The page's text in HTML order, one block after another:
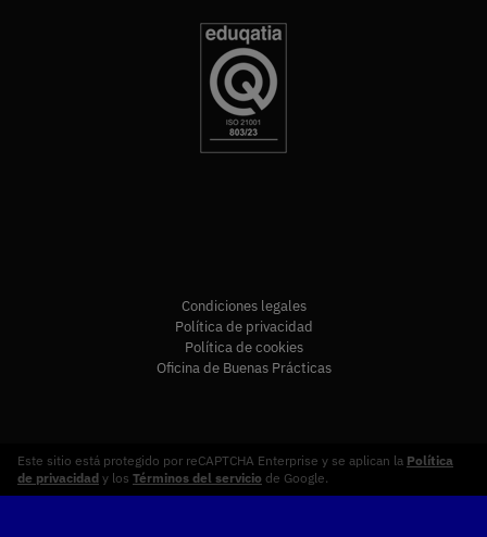
Condiciones legales
Política de privacidad
Política de cookies
Oficina de Buenas Prácticas
Este sitio está protegido por reCAPTCHA Enterprise y se aplican la Política
de privacidad y los Términos del servicio de Google.